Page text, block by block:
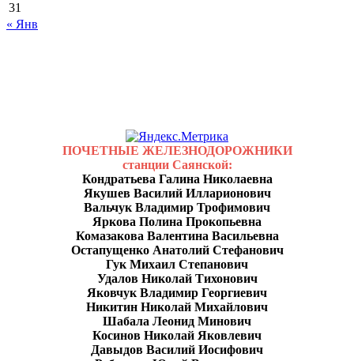
31
« Янв
ПОЧЕТНЫЕ ЖЕЛЕЗНОДОРОЖНИКИ
станции Саянской:
Кондратьева Галина Николаевна
Якушев Василий Илларионович
Вальчук Владимир Трофимович
Яркова Полина Прокопьевна
Комазакова Валентина Васильевна
Остапущенко Анатолий Стефанович
Гук Михаил Степанович
Удалов Николай Тихонович
Яковчук Владимир Георгиевич
Никитин Николай Михайлович
Шабала Леонид Минович
Косинов Николай Яковлевич
Давыдов Василий Иосифович